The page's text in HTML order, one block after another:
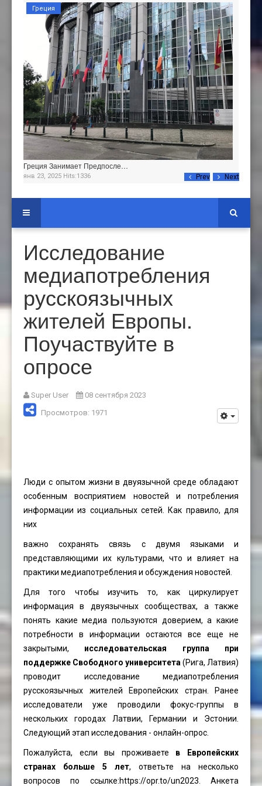
Prev Next
Греция Занимает Предпосле…
янв 23, 2025 Hits:1336
Греция
Исследование
медиапотребления
русскоязычных
жителей Европы.
Поучаствуйте в
опросе
Super User
08 сентября 2023
Просмотров: 1971
Люди с опытом жизни в двуязычной среде обладают
особенным восприятием новостей и потребления
информации из социальных сетей. Как правило, для
них
важно сохранять связь с двумя языками и
представляющими их культурами, что и влияет на
практики медиапотребления и обсуждения новостей.
Для того чтобы изучить то, как циркулирует
информация в двуязычных сообществах, а также
понять какие медиа пользуются доверием, а какие
потребности в информации остаются все еще не
закрытыми, исследовательская группа при
поддержке Свободного университета (Рига, Латвия)
проводит исследование медиапотребления
русскоязычных жителей Европейских стран. Ранее
исследователи уже проводили фокус-группы в
нескольких городах Латвии, Германии и Эстонии.
Следующий этап исследования - онлайн-опрос.
Пожалуйста, если вы проживаете в Европейских
странах больше 5 лет, ответьте на несколько
вопросов по ссылке:https://opr.to/un2023 . Анкета